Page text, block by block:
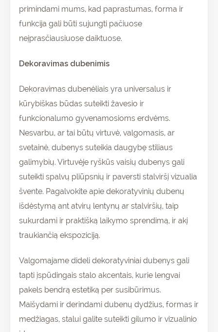
primindami mums, kad paprastumas, forma ir
funkcija gali būti sujungti pačiuose
neįprasčiausiuose daiktuose.
Dekoravimas dubenimis
Dekoravimas dubenėliais yra universalus ir
kūrybiškas būdas suteikti žavesio ir
funkcionalumo gyvenamosioms erdvėms.
Nesvarbu, ar tai būtų virtuvė, valgomasis, ar
svetainė, dubenys suteikia daugybę stiliaus
galimybių. Virtuvėje ryškūs vaisių dubenys gali
suteikti spalvų pliūpsnių ir paversti stalviršį vizualia
švente. Pagalvokite apie dekoratyvinių dubenų
išdėstymą ant atvirų lentynų ar stalviršių, taip
sukurdami ir praktišką laikymo sprendimą, ir akį
traukiančią ekspoziciją.
Valgomajame dideli dekoratyviniai dubenys gali
tapti įspūdingais stalo akcentais, kurie lengvai
pakels bendrą estetiką per susibūrimus.
Maišydami ir derindami dubenų dydžius, formas ir
medžiagas, stalui galite suteikti gilumo ir vizualinio